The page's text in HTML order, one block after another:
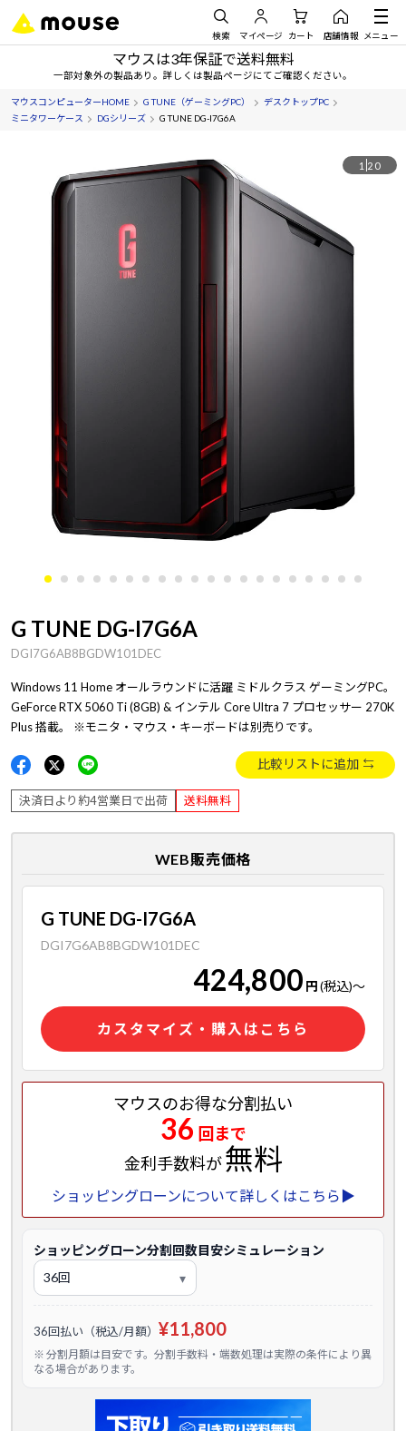
検索 マイページ カート 店舗情報 メニュー
マウスは3年保証で送料無料
一部対象外の製品あり。詳しくは製品ページにてご確認ください。
マウスコンピューターHOME G TUNE（ゲーミングPC）
デスクトップPC
ミニタワーケース
DGシリーズ G TUNE DG-I7G6A
1 20
G TUNE DG-I7G6A
DGI7G6AB8BGDW101DEC
Windows 11 Home オールラウンドに活躍 ミドルクラス ゲーミングPC。
GeForce RTX 5060 Ti (8GB) & インテル Core Ultra 7 プロセッサー 270K
Plus 搭載。 ※モニタ・マウス・キーボードは別売りです。
比較リストに追加
決済日より約4営業日で出荷 送料無料
WEB販売価格
G TUNE DG-I7G6A
DGI7G6AB8BGDW101DEC
424,800 円(税込)～
カスタマイズ・購入はこちら
マウスのお得な分割払い
36 回まで
金利手数料が無料
ショッピングローンについて詳しくはこちら▶
ショッピングローン分割回数目安シミュレーション
36回払い（税込/月額） ¥11,800
※ 分割月額は目安です。分割手数料・端数処理は実際の条件により異
なる場合があります。